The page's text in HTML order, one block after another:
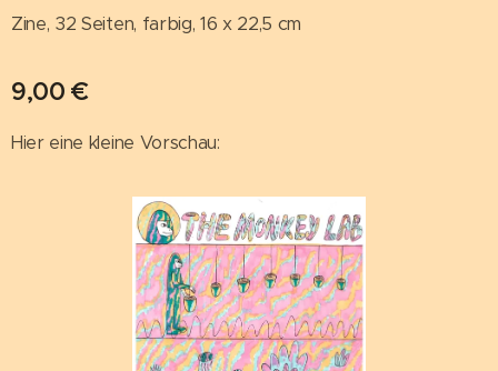
Zine, 32 Seiten, farbig, 16 x 22,5 cm
9,00 €
Hier eine kleine Vorschau: